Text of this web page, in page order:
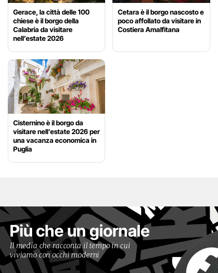
Gerace, la città delle 100
chiese è il borgo della
Calabria da visitare
nell’estate 2026
Cetara è il borgo nascosto e
poco affollato da visitare in
Costiera Amalfitana
Cisternino è il borgo da
visitare nell’estate 2026 per
una vacanza economica in
Puglia
Più che un giornale
Il media che racconta il tempo in cui
viviamo con occhi moderni